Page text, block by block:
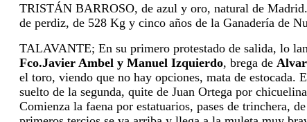
TRISTÁN BARROSO, de azul y oro, natural de
de perdiz, de 528 Kg y cinco años de la Ganadería de
TALAVANTE; En su primero protestado de salida, lo
Fco.Javier Ambel y Manuel Izquierdo, brega de
el toro, viendo que no hay opciones, mata de estocada.
suelto de la segunda, quite de Juan Ortega por
Comienza la faena por estatuarios, pases de trinchera,